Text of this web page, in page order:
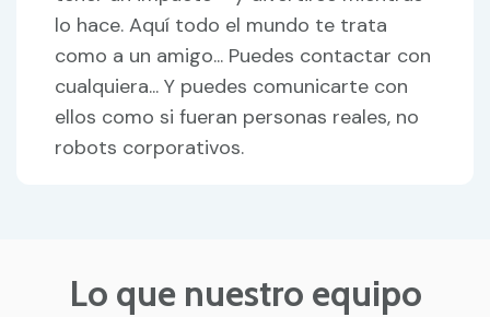
lo hace. Aquí todo el mundo te trata
como a un amigo... Puedes contactar con
cualquiera... Y puedes comunicarte con
ellos como si fueran personas reales, no
robots corporativos.
Lo que nuestro equipo